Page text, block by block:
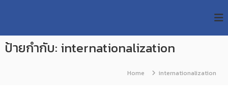
p
U
T
วิ
ท
ป้ายกำกับ: internationalization
Home internationalization